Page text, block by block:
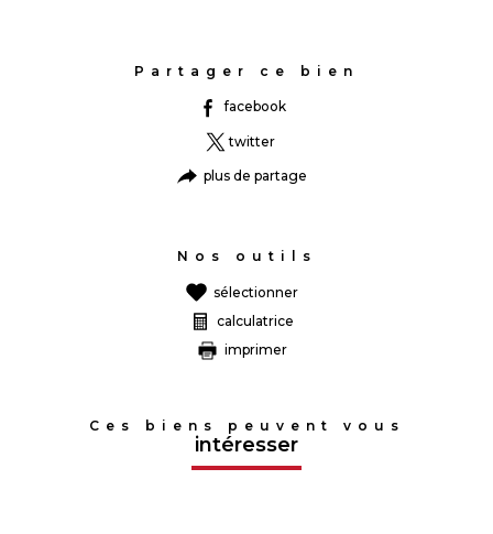
Partager ce bien
facebook
twitter
plus de partage
Nos outils
sélectionner
calculatrice
imprimer
Ces biens peuvent vous
intéresser